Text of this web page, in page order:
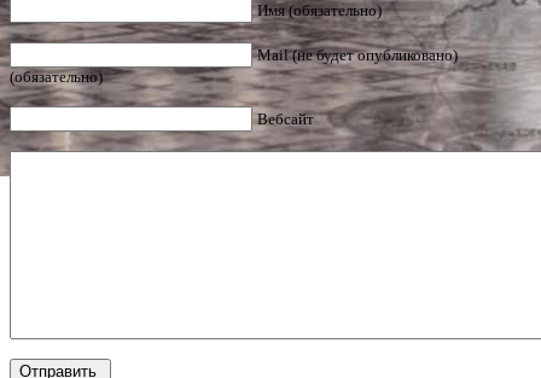
Имя (обязательно)
Mail (не будет опубликовано)
(обязательно)
Вебсайт